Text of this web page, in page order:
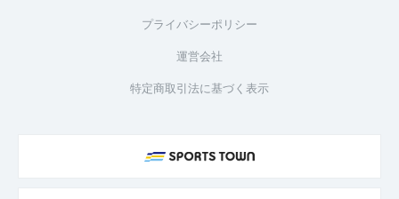
プライバシーポリシー
運営会社
特定商取引法に基づく表示